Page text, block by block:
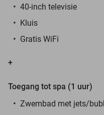
40-inch televisie
Kluis
Gratis WiFi
+
Toegang tot spa (1 uur)
Zwembad met jets/